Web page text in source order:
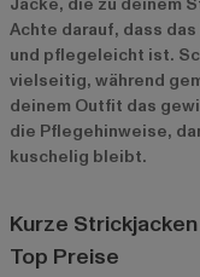
Achte darauf, dass
und pflegeleicht ist.
vielseitig, während
deinem Outfit das
die Pflegehinweise,
kuschelig bleibt.
Kurze
Top Preise